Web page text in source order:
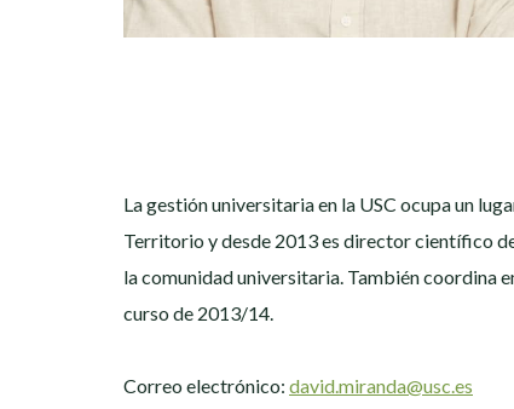
La gestión universitaria en la USC ocupa un
Territorio y desde 2013 es director científico
la comunidad universitaria. También coordina
curso de 2013/14.
Correo electrónico: david.miranda@usc.es